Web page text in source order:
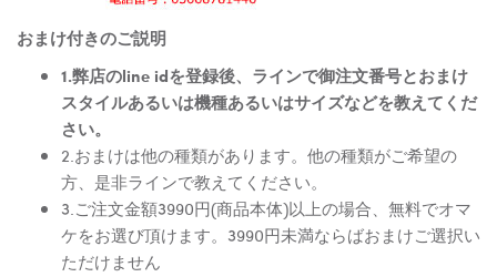
おまけ付きのご説明
1.弊店のline idを登録後、ラインで御注文番号とおまけ
スタイルあるいは機種あるいはサイズなどを教えてくだ
さい。
2.おまけは他の種類があります。他の種類がご希望の
方、是非ラインで教えてください。
3.ご注文金額3990円(商品本体)以上の場合、無料でオマ
ケをお選び頂けます。3990円未満ならばおまけご選択い
ただけません